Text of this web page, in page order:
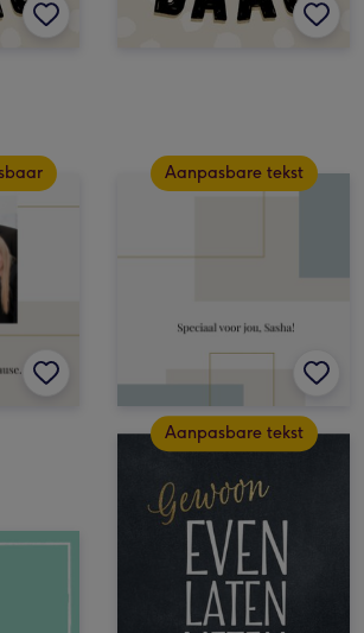
Aanpasbare tekst
Aanpasbare tekst